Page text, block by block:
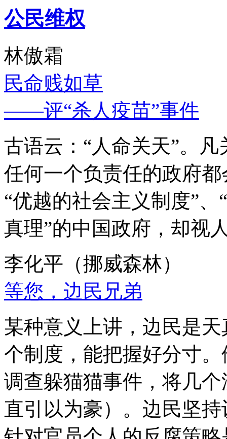
公民维权
林傲霜
民命贱如草
——评“杀人疫苗”事件
古语云：“人命关天”。
任何一个负责任的政府
“优越的社会主义制度”
真理”的中国政府，却视
李化平（挪威森林）
等您，边民兄弟
某种意义上讲，边民是
个制度，能把握好分寸
调查躲猫猫事件，将几
直引以为豪）。边民坚